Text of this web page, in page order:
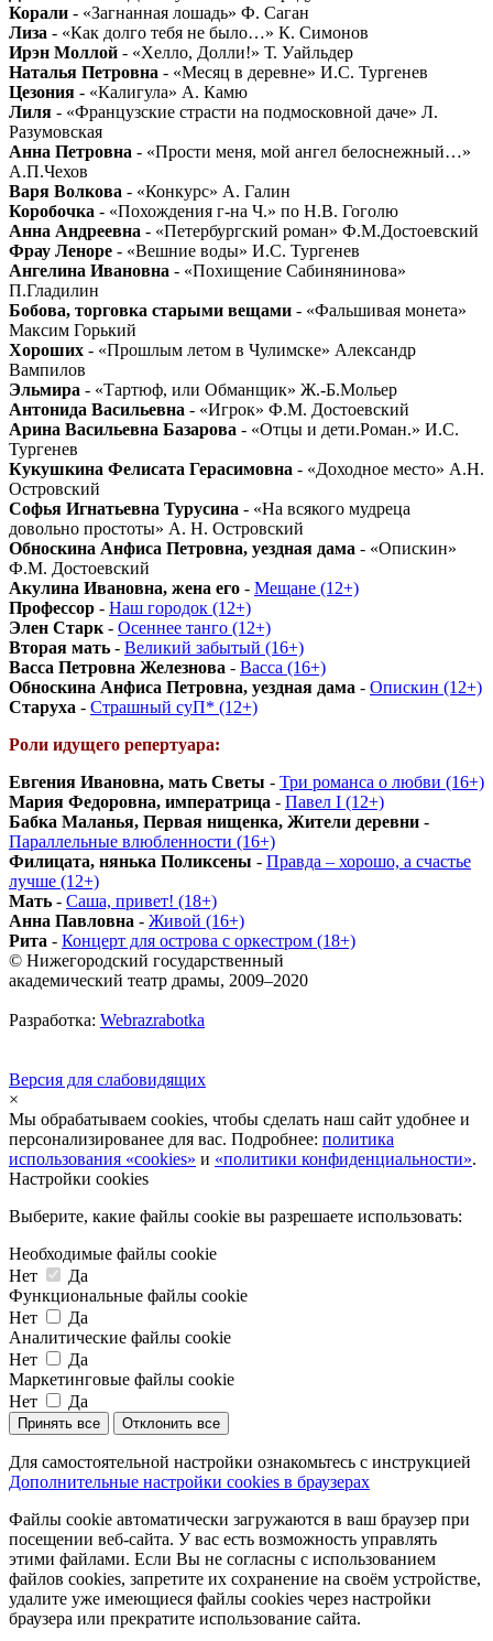
Корали - «Загнанная лошадь» Ф. Саган
Лиза - «Как долго тебя не было…» К. Симонов
Ирэн Моллой - «Хелло, Долли!» Т. Уайльдер
Наталья Петровна - «Месяц в деревне» И.С. Тургенев
Цезония - «Калигула» А. Камю
Лиля - «Французские страсти на подмосковной даче» Л.
Разумовская
Анна Петровна - «Прости меня, мой ангел белоснежный…»
А.П.Чехов
Варя Волкова - «Конкурс» А. Галин
Коробочка - «Похождения г-на Ч.» по Н.В. Гоголю
Анна Андреевна - «Петербургский роман» Ф.М.Достоевский
Фрау Леноре - «Вешние воды» И.С. Тургенев
Ангелина Ивановна - «Похищение Сабинянинова»
П.Гладилин
Бобова, торговка старыми вещами - «Фальшивая монета»
Максим Горький
Хороших - «Прошлым летом в Чулимске» Александр
Вампилов
Эльмира - «Тартюф, или Обманщик» Ж.-Б.Мольер
Антонида Васильевна - «Игрок» Ф.М. Достоевский
Арина Васильевна Базарова - «Отцы и дети.Роман.» И.С.
Тургенев
Кукушкина Фелисата Герасимовна - «Доходное место» А.Н.
Островский
Софья Игнатьевна Турусина - «На всякого мудреца
довольно простоты» А. Н. Островский
Обноскина Анфиса Петровна, уездная дама - «Опискин»
Ф.М. Достоевский
Акулина Ивановна, жена его - Мещане (12+)
Профессор - Наш городок (12+)
Элен Старк - Осеннее танго (12+)
Вторая мать - Великий забытый (16+)
Васса Петровна Железнова - Васса (16+)
Обноскина Анфиса Петровна, уездная дама - Опискин (12+)
Старуха - Страшный суП* (12+)
Роли идущего репертуара:
Евгения Ивановна, мать Светы - Три романса о любви (16+)
Мария Федоровна, императрица - Павел I (12+)
Бабка Маланья, Первая нищенка, Жители деревни -
Параллельные влюбленности (16+)
Филицата, нянька Поликсены - Правда – хорошо, а счастье
лучше (12+)
Мать - Саша, привет! (18+)
Анна Павловна - Живой (16+)
Рита - Концерт для острова с оркестром (18+)
© Нижегородский государственный
академический театр драмы, 2009–2020
Разработка: Webrazrabotka
Версия для слабовидящих
×
Мы обрабатываем cookies, чтобы сделать наш сайт удобнее и
персонализированее для вас. Подробнее: политика
использования «cookies» и «политики конфиденциальности».
Настройки cookies
Выберите, какие файлы cookie вы разрешаете использовать:
Необходимые файлы cookie
Нет
Да
Функциональные файлы cookie
Нет
Да
Аналитические файлы cookie
Нет
Да
Маркетинговые файлы cookie
Нет
Да
Принять все Отклонить все
Для самостоятельной настройки ознакомьтесь с инструкцией
Дополнительные настройки cookies в браузерах
Файлы cookie автоматически загружаются в ваш браузер при
посещении веб-сайта. У вас есть возможность управлять
этими файлами. Если Вы не согласны с использованием
файлов cookies, запретите их сохранение на своём устройстве,
удалите уже имеющиеся файлы cookies через настройки
браузера или прекратите использование сайта.